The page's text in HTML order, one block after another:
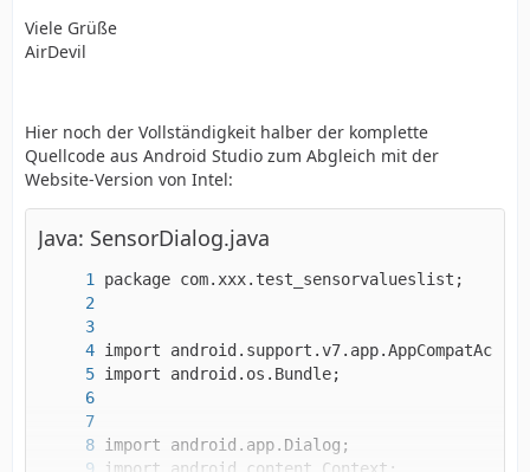
Viele Grüße
AirDevil
Hier noch der Vollständigkeit halber der komplette
Quellcode aus Android Studio zum Abgleich mit der
Website-Version von Intel:
Java: SensorDialog.java